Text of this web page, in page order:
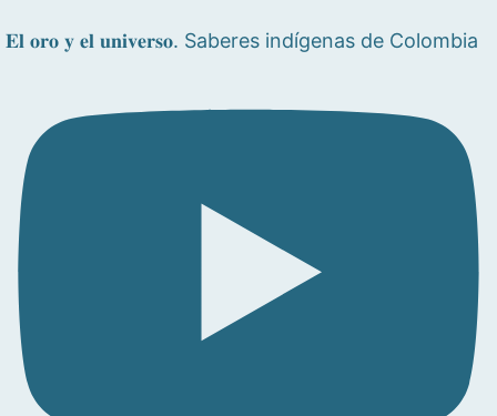
𝐄𝐥 𝐨𝐫𝐨 𝐲 𝐞𝐥 𝐮𝐧𝐢𝐯𝐞𝐫𝐬𝐨. Saberes indígenas de Colombia